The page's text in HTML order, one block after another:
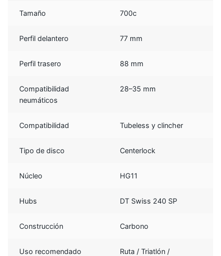
Tamaño 700c
Perfil delantero 77 mm
Perfil trasero 88 mm
Compatibilidad
neumáticos
28–35 mm
Compatibilidad Tubeless y clincher
Tipo de disco Centerlock
Núcleo HG11
Hubs DT Swiss 240 SP
Construcción Carbono
Uso recomendado
Ruta / Triatlón /